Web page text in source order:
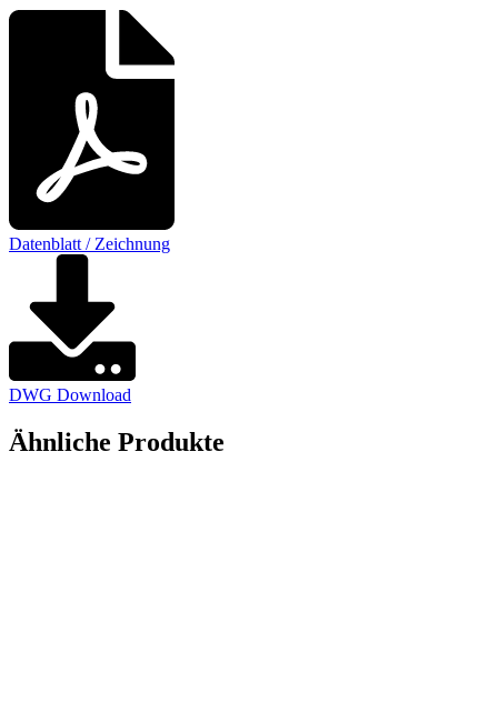
Datenblatt / Zeichnung
DWG Download
Ähnliche Produkte